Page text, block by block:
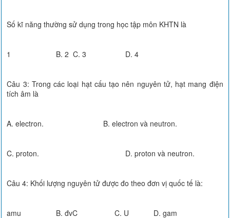
Số kĩ năng thường sử dụng trong học tập môn KHTN là
1 B. 2 C. 3 D. 4
Câu 3: Trong các loại hạt cấu tạo nên nguyên tử, hạt mang điện
tích âm là
A. electron. B. electron và neutron.
C. proton. D. proton và neutron.
Câu 4: Khối lượng nguyên tử được đo theo đơn vị quốc tế là:
amu B. đvC C. U D. gam